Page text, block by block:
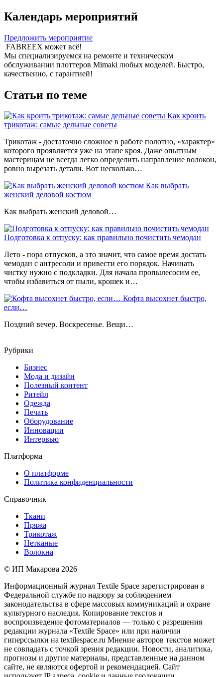
Календарь мероприятий
Предложить мероприятие
FABREEX может всё!
Мы специализируемся на ремонте и техническом
обслуживании плоттеров Mimaki любых моделей. Быстро,
качественно, с гарантией!
Статьи по теме
Как кроить
трикотаж: самые дельные советы
Трикотаж - достаточно сложное в работе полотно, «характер»
которого проявляется уже на этапе кроя. Даже опытным
мастерицам не всегда легко определить направление волокон,
ровно вырезать детали. Вот несколько…
Как выбрать
женский деловой костюм
Как выбрать женский деловой…
Подготовка к отпуску: как правильно почистить чемодан
Лето - пора отпусков, а это значит, что самое время достать
чемодан с антресоли и привести его порядок. Начинать
чистку нужно с подкладки. Для начала пропылесосим ее,
чтобы избавиться от пыли, крошек и…
Кофта высохнет быстро,
если…
Поздний вечер. Воскресенье. Вещи…
Рубрики
Бизнес
Мода и дизайн
Полезный контент
Ритейл
Одежда
Печать
Оборудование
Инновации
Интервью
Платформа
О платформе
Политика конфиденциальности
Справочник
Ткани
Пряжа
Трикотаж
Нетканые
Волокна
© ИП Макарова 2026
Информационный журнал Textile Space зарегистрирован в
Федеральной службе по надзору за соблюдением
законодательства в сфере массовых коммуникаций и охране
культурного наследия. Копирование текстов и
воспроизведение фотоматериалов — только с разрешения
редакции журнала «Textile Space» или при наличии
гиперссылки на textilespace.ru Мнение авторов текстов может
не совпадать с точкой зрения редакции. Новости, аналитика,
прогнозы и другие материалы, представленные на данном
сайте, не являются офертой и рекомендацией. Сайт